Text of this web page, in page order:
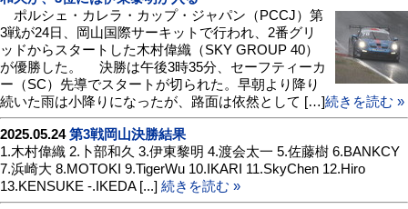
ポルシェ・カレラ・カップ・ジャパン（PCCJ）第
3戦が24日、岡山国際サーキットで行われ、2番グリ
ッドからスタートした木村偉織（SKY GROUP 40）
が優勝した。 決勝は午後3時35分、セーフティーカ
ー（SC）先導でスタートが切られた。早朝より降り
続いた雨は小降りになったが、路面は依然として […]続きを読む »
2025.05.24第3戦岡山決勝結果
1.木村偉織 2.卜部和久 3.伊東黎明 4.渡会太一 5.佐藤樹 6.BANKCY
7.浜崎大 8.MOTOKI 9.TigerWu 10.IKARI 11.SkyChen 12.Hiro
13.KENSUKE -.IKEDA [...] 続きを読む »